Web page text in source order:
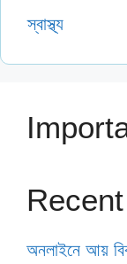
স্বাস্থ্য
অনলাইনে আয়